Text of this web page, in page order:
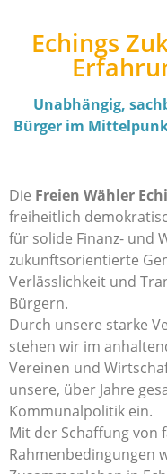
Echings
Unabhängig,
Bürger im
Die Freien Wähler
freiheitlich
für solide Finanz- und
zukunftsorientierte
Verlässlichkeit und
Bürgern.
Durch unsere starke
stehen wir im
Vereinen und
unsere, über Jahre
Kommunalpolitik ein.
Mit der Schaffung von
Rahmenbedingungen